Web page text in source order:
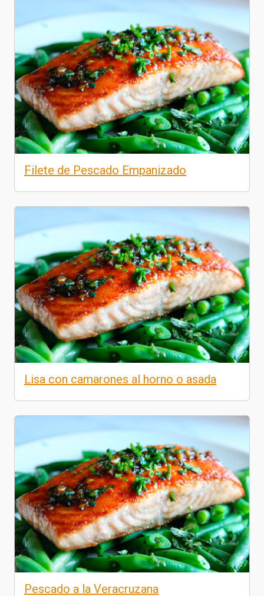
Filete de Pescado Empanizado
Lisa con camarones al horno o asada
Pescado a la Veracruzana